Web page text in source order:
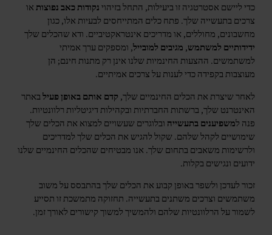
כדי ליישם אסטרטגיה זו ביעילות, התחל בזיהוינקודות כאב נפוצותאו
צרכים בתעשייה שלך. פתח כלים המתייחסים לבעיות אלו, כגון
מחשבונים, מחוללים, או מדריכים אינטראקטיביים. ודא שהכלים שלך
ידידותיים למשתמש, מגיבים למובייל, ומספקים ערך אמיתי
למשתמשים. ההצעות החינמיות שלנו אינן רק מתנות חינם; הן
מעוצבות בקפידה כדי לענות על צרכים אמיתיים.
לאחר שיצרת את הכלים החינמיים שלך, קדם אותם באופן פעילבאתר
האינטרנט שלך, ברשתות החברתיות ובקהילות דיגיטליות רלוונטיות.
פנה למשפיענים בתעשייה ובלוגרים שעשויים למצוא את הכלים שלך
שימושיים לקהל שלהם. שקול להגיש את הכלים שלך למדריכים
ולרשימות משאבים בתחום שלך. אנו מבטיחים שהכלים החינמיים שלנו
ידועים ונגישים בקלות.
זכור לעדכן ולשפר באופן קבוע את הכלים שלך בהתבסס על משוב
משתמשים וצרכים משתנים בתעשייה. תחזוקה מתמשכת זו תסייע
לשמור על הרלוונטיות שלהם ולהמשיך למשוך קישורים לאורך זמן.